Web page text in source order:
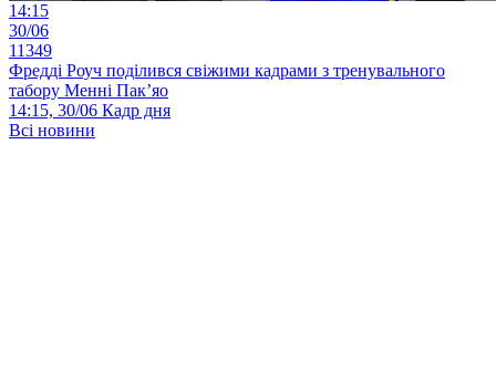
14:15
30/06
11349
Фредді Роуч поділився свіжими кадрами з тренувального
табору Менні Пак’яо
14:15, 30/06 Кадр дня
Всі новини